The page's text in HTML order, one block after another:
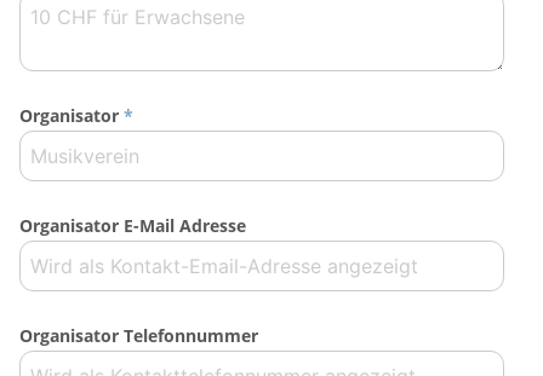
Organisator *
Organisator E-Mail Adresse
Organisator Telefonnummer